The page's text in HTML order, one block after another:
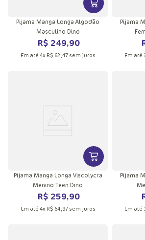
VER MAIS
Pijama Manga Longa Algodão
Masculino Dino
R$ 249,90
Em até 4x R$ 62 47sem juros
Pijama
Em até
VER MAIS
Pijama Manga Longa Viscolycra
Menino Teen Dino
R$ 259,90
Em até 4x R$ 64, 97sem juros
Pijama
Em até